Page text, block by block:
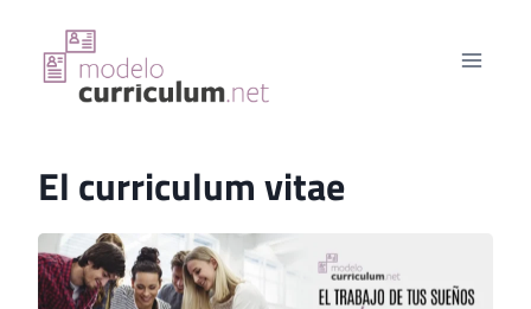
contenido
El curriculum vitae